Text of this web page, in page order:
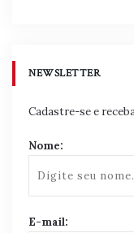
NEWSLETTER
Cadastre-se e
Nome:
E-mail: